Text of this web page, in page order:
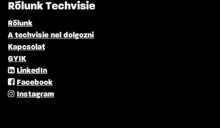
Rólunk Techvisie
Rólunk
A techvisie nel dolgozni
Kapcsolat
GYIK
LinkedIn
Facebook
Instagram